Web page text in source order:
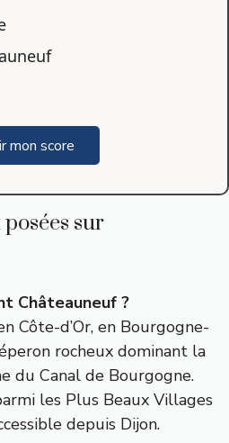
mon score
sur
Châteauneuf ?
Côte-d’Or, en Bourgogne-
rocheux dominant la
du Canal de Bourgogne.
les Plus Beaux Villages
depuis Dijon.